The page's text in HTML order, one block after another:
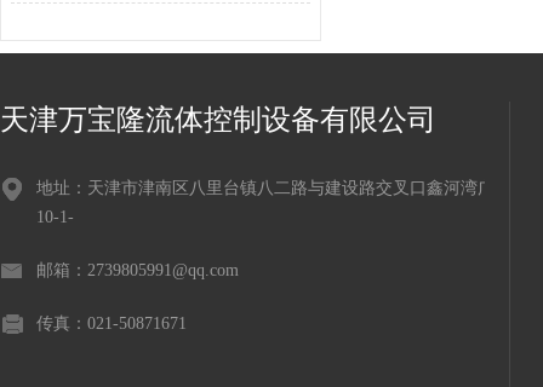
天津万宝隆流体控制设备有限公司
地址：天津市津南区八里台镇八二路与建设路交叉口鑫河湾广场
10-1-
邮箱：2739805991@qq.com
传真：021-50871671